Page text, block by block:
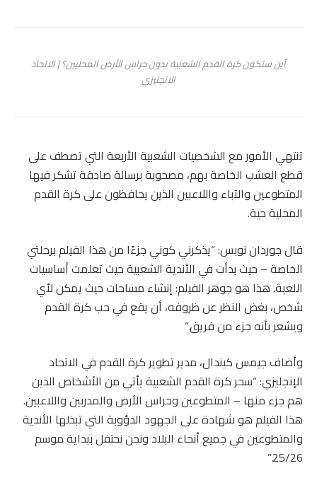
أين ستكون كرة القدم الشعبية بدون حراس الأرض المحليين؟ | الاتحاد
الانجليزي
تنتهي الأمور مع الشخصيات الشعبية الأربعة التي تصطف على
قطع العشب الخاصة بهم، مصحوبة برسالة صادقة تشكر فيها
المتطوعين والآباء واللاعبين الذين يحافظون على كرة القدم
المحلية حية.
قال جوردان نوبس: “يذكرني كوني جزءًا من هذا الفيلم برحلتي
الخاصة – حيث بدأت في الأندية الشعبية حيث تعلمت أساسيات
اللعبة. هذا هو جوهر الفيلم: إنشاء مساحات حيث يمكن لأي
شخص، بغض النظر عن ظروفه، أن يقع في حب كرة القدم
ويشعر بأنه جزء من فريق.”
وأضاف جيمس كيندال، مدير تطوير كرة القدم في الاتحاد
الإنجليزي: “سحر كرة القدم الشعبية يأتي من الأشخاص الذين
هم جزء منها – المتطوعين وحراس الأرض والمدربين واللاعبين.
هذا الفيلم هو شهادة على الجهود الدؤوبة التي تبذلها الأندية
والمتطوعين في جميع أنحاء البلاد ونحن نحتفل ببداية موسم
25/26.”